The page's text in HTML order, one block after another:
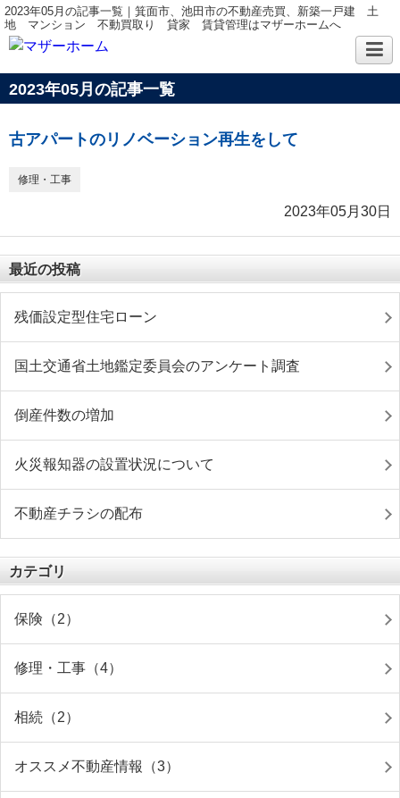
2023年05月の記事一覧｜箕面市、池田市の不動産売買、新築一戸建 土
地 マンション 不動買取り 貸家 賃貸管理はマザーホームへ
2023年05月の記事一覧
古アパートのリノベーション再生をして
修理・工事
2023年05月30日
最近の投稿
残価設定型住宅ローン
国土交通省土地鑑定委員会のアンケート調査
倒産件数の増加
火災報知器の設置状況について
不動産チラシの配布
カテゴリ
保険（2）
修理・工事（4）
相続（2）
オススメ不動産情報（3）